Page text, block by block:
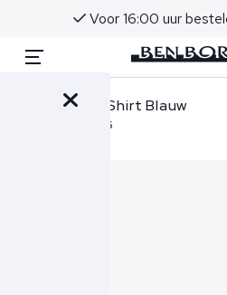
Voor 16:00 uur
Corneliani T-Shirt Blauw
25M525-2525126